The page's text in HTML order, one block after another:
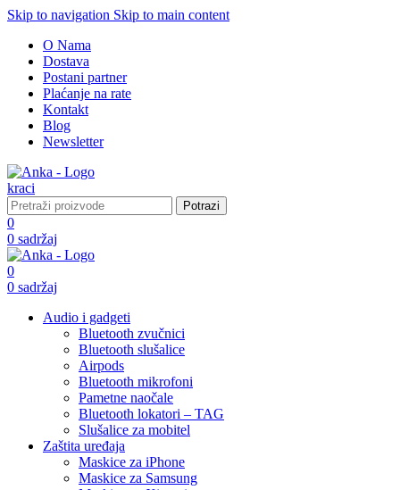
Skip to navigation Skip to main content
O Nama
Dostava
Postani partner
Plaćanje na rate
Kontakt
Blog
Newsletter
Potrazi
0
0 sadržaj
0
0 sadržaj
Audio i gadgeti
Bluetooth zvučnici
Bluetooth slušalice
Airpods
Bluetooth mikrofoni
Pametne naočale
Bluetooth lokatori – TAG
Slušalice za mobitel
Zaštita uređaja
Maskice za iPhone
Maskice za Samsung